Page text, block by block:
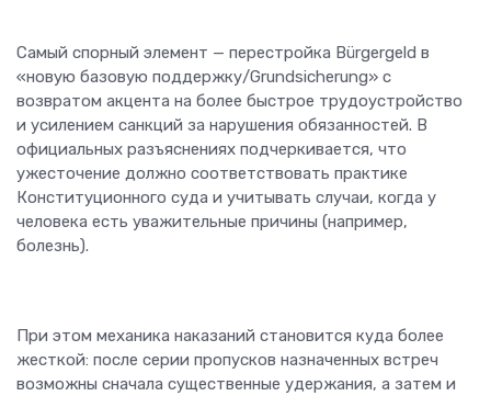
Самый спорный элемент — перестройка Bürgergeld в
«новую базовую поддержку/Grundsicherung» с
возвратом акцента на более быстрое трудоустройство
и усилением санкций за нарушения обязанностей. В
официальных разъяснениях подчеркивается, что
ужесточение должно соответствовать практике
Конституционного суда и учитывать случаи, когда у
человека есть уважительные причины (например,
болезнь).
При этом механика наказаний становится куда более
жесткой: после серии пропусков назначенных встреч
возможны сначала существенные удержания, а затем и